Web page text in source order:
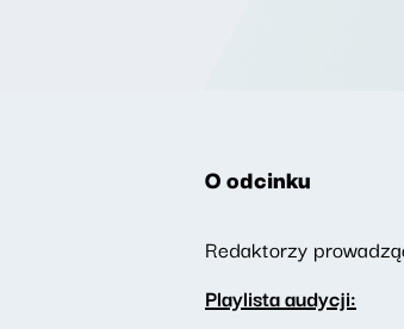
O odcinku
Redaktorzy
Playlista audycji: